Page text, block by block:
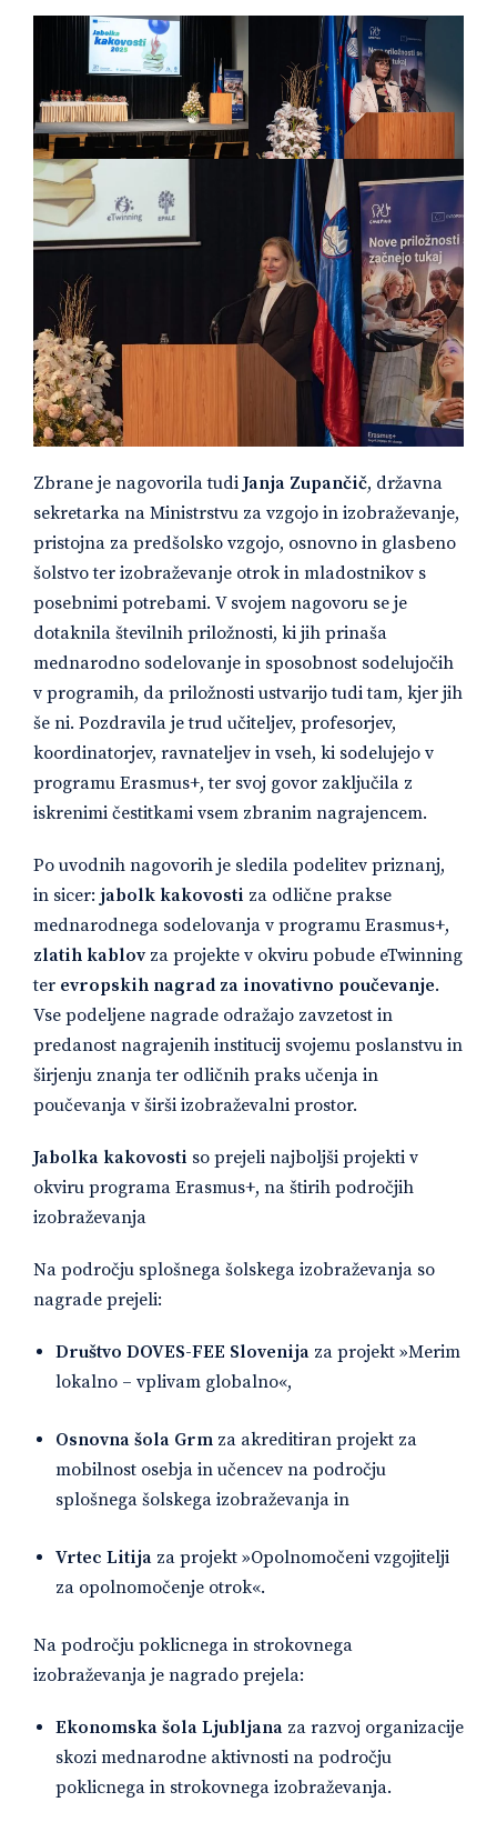
Zbrane je nagovorila tudi Janja Zupančič, državna
sekretarka na Ministrstvu za vzgojo in izobraževanje,
pristojna za predšolsko vzgojo, osnovno in glasbeno
šolstvo ter izobraževanje otrok in mladostnikov s
posebnimi potrebami. V svojem nagovoru se je
dotaknila številnih priložnosti, ki jih prinaša
mednarodno sodelovanje in sposobnost sodelujočih
v programih, da priložnosti ustvarijo tudi tam, kjer jih
še ni. Pozdravila je trud učiteljev, profesorjev,
koordinatorjev, ravnateljev in vseh, ki sodelujejo v
programu Erasmus+, ter svoj govor zaključila z
iskrenimi čestitkami vsem zbranim nagrajencem.
Po uvodnih nagovorih je sledila podelitev priznanj,
in sicer: jabolk kakovosti za odlične prakse
mednarodnega sodelovanja v programu Erasmus+,
zlatih kablov za projekte v okviru pobude eTwinning
ter evropskih nagrad za inovativno poučevanje.
Vse podeljene nagrade odražajo zavzetost in
predanost nagrajenih institucij svojemu poslanstvu in
širjenju znanja ter odličnih praks učenja in
poučevanja v širši izobraževalni prostor.
Jabolka kakovosti so prejeli najboljši projekti v
okviru programa Erasmus+, na štirih področjih
izobraževanja
Na področju splošnega šolskega izobraževanja so
nagrade prejeli:
Društvo DOVES-FEE Slovenija za projekt »Merim
lokalno – vplivam globalno«,
Osnovna šola Grm za akreditiran projekt za
mobilnost osebja in učencev na področju
splošnega šolskega izobraževanja in
Vrtec Litija za projekt »Opolnomočeni vzgojitelji
za opolnomočenje otrok«.
Na področju poklicnega in strokovnega
izobraževanja je nagrado prejela:
Ekonomska šola Ljubljana za razvoj organizacije
skozi mednarodne aktivnosti na področju
poklicnega in strokovnega izobraževanja.